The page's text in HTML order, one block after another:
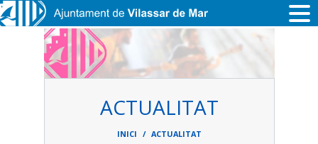
Vés al contingut
ACTUALITAT
d'ariadna
INICI ACTUALITAT